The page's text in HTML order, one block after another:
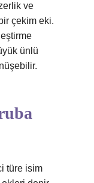
ve
çekim eki.
ünlü
türe isim